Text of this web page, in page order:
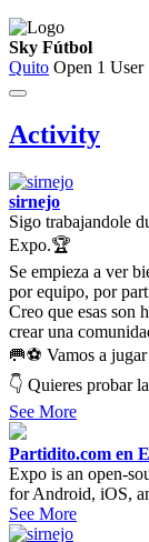
Sky Fútbol
Quito Open 1 User
Activity
sirnejo
Sigo trabajandole
Expo.🏆
Se empieza a ver
por equipo, por
Creo que esas son
crear una
🥅⚽ Vamos a
👇 Quieres probar
See More
Partidito.com en
Expo is an open-
for Android, iOS,
See More